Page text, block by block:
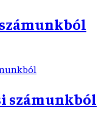
számunkból